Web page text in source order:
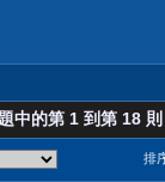
中的第 1 到第 18 則
排